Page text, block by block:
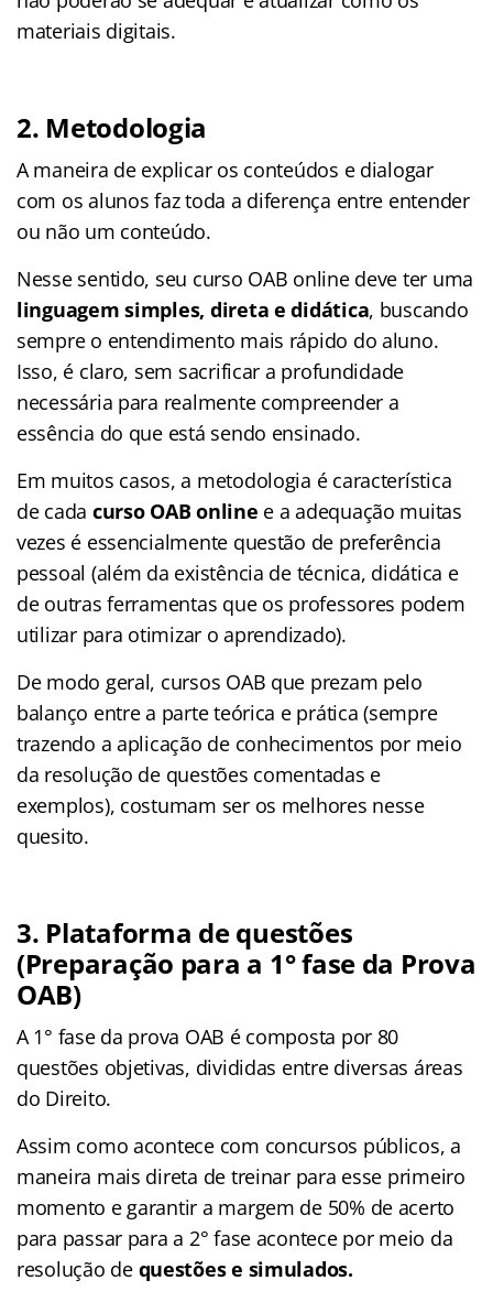
materiais digitais.
2. Metodologia
A maneira de explicar os conteúdos e dialogar
com os alunos faz toda a diferença entre entender
ou não um conteúdo.
Nesse sentido, seu curso OAB online deve ter uma
linguagem simples, direta e didática, buscando
sempre o entendimento mais rápido do aluno.
Isso, é claro, sem sacrificar a profundidade
necessária para realmente compreender a
essência do que está sendo ensinado.
Em muitos casos, a metodologia é característica
de cada curso OAB online e a adequação muitas
vezes é essencialmente questão de preferência
pessoal (além da existência de técnica, didática e
de outras ferramentas que os professores podem
utilizar para otimizar o aprendizado).
De modo geral, cursos OAB que prezam pelo
balanço entre a parte teórica e prática (sempre
trazendo a aplicação de conhecimentos por meio
da resolução de questões comentadas e
exemplos), costumam ser os melhores nesse
quesito.
3. Plataforma de questões
(Preparação para a 1° fase da Prova
OAB)
A 1° fase da prova OAB é composta por 80
questões objetivas, divididas entre diversas áreas
do Direito.
Assim como acontece com concursos públicos, a
maneira mais direta de treinar para esse primeiro
momento e garantir a margem de 50% de acerto
para passar para a 2° fase acontece por meio da
resolução de questões e simulados.